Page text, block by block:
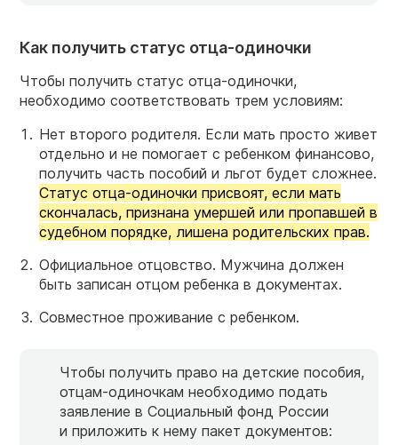
Как получить статус отца-одиночки
Чтобы получить статус отца-одиночки,
необходимо соответствовать трем условиям:
Нет второго родителя. Если мать просто живет
отдельно и не помогает с ребенком финансово,
получить часть пособий и льгот будет сложнее.
Статус отца-одиночки присвоят, если мать
скончалась, признана умершей или пропавшей в
судебном порядке, лишена родительских прав.
Официальное отцовство. Мужчина должен
быть записан отцом ребенка в документах.
Совместное проживание с ребенком.
Чтобы получить право на детские пособия,
отцам-одиночкам необходимо подать
заявление в Социальный фонд России
и приложить к нему пакет документов: